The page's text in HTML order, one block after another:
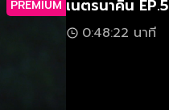
PREMIUM เนตรนาคิน EP.5
0:48:22 นาที